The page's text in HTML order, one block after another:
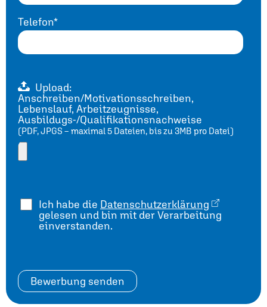
Telefon*
Upload:
Anschreiben/Motivationsschreiben,
Lebenslauf, Arbeitzeugnisse,
Ausbildugs-/Qualifikationsnachweise
(PDF, JPGS – maximal 5 Dateien, bis zu 3MB pro Datei)
Ich habe die Datenschutzerklärung
gelesen und bin mit der Verarbeitung
einverstanden.